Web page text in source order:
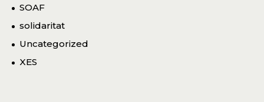
SOAF
solidaritat
Uncategorized
XES